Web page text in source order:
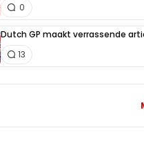
0
Dutch GP maakt verrassende
13